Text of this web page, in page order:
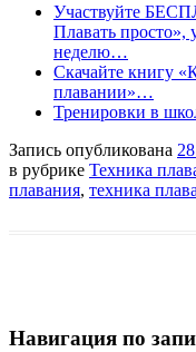
Участвуйте
Плавать просто»,
неделю…
Скачайте книгу
плавании»…
Тренировки в
Запись опубликована
в рубрике Техника
плавания, техника
Навигация по